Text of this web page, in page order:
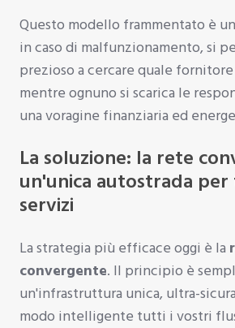
Questo modello frammentato è
in caso di malfunzionamento, si
prezioso a cercare quale fornitore
mentre ognuno si scarica le
una voragine finanziaria ed
La soluzione: la rete
un'unica autostrada
servizi
La strategia più efficace oggi è la
convergente. Il principio è
un'infrastruttura unica, ultra-
modo intelligente tutti i vostri